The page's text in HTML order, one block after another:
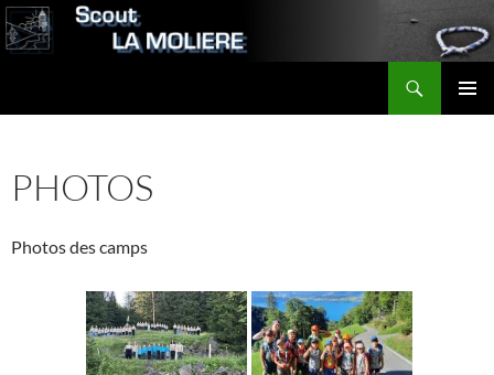
Aller
au
PHOTOS
Photos des camps